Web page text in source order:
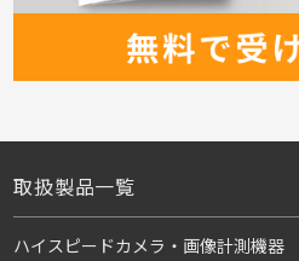
取扱製品一覧
ハイスピードカメラ・画像計測機器